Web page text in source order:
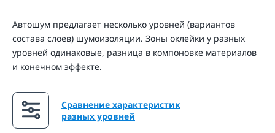
Автошум предлагает несколько уровней (вариантов
состава слоев) шумоизоляции. Зоны оклейки у разных
уровней одинаковые, разница в компоновке материалов
и конечном эффекте.
Сравнение характеристик
разных уровней